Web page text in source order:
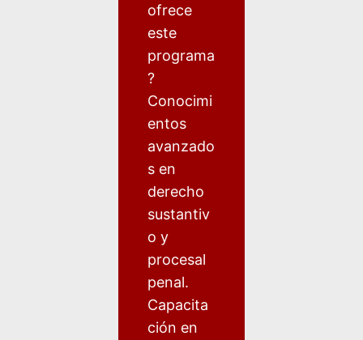
ofrece
este
programa
?
Conocimi
entos
avanzado
s en
derecho
sustantiv
o y
procesal
penal.
Capacita
ción en